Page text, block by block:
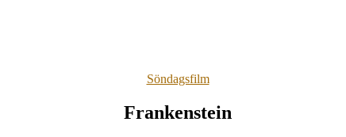
Kategorier
Söndagsfilm
Frankenstein